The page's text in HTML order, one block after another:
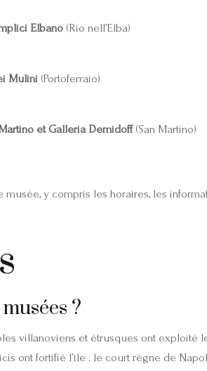
Elbano(Rio nell’Elba)
Mulini(Portoferraio)
et Galleria Demidoff(San Martino)
y compris les horaires, les
?
villanoviens et étrusques ont exploité
ont fortifié l’île ; le court règne de